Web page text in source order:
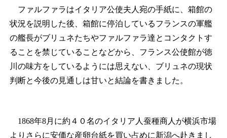
ファルファラはイタリア公使夫人宛の手紙に、箱館の
状況を説明した後、箱館に停泊しているフランスの軍艦
の艦長がブリュネたちやファルファラ達とコンタクトす
ることを禁じていることなどから、フランス公使館が徳
川の味方をしているようには思えない、ブリュネの現状
判断と今後の見通しは甘いと結論を書きました。
1868年8月に約４０名のイタリア人蚕種商人が横浜市場
よりさらに安価な産卵台紙を買い占めに新潟へ赴きまし